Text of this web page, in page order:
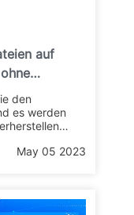
auf
den
es werden
May 05 2023